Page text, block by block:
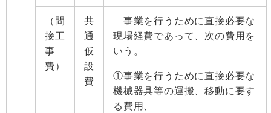
（間
接工
事
費）
共
通
仮
設
費
事業を行うために直接必要な
現場経費であって、次の費用を
いう。
①事業を行うために直接必要な
機械器具等の運搬、移動に要す
る費用、